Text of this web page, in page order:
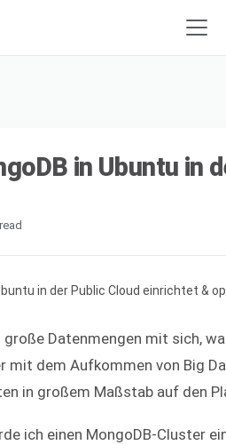
in Ubuntu in
große Datenmengen mit sich,
mit dem Aufkommen von Big
in großem Maßstab auf den
ich einen MongoDB-Cluster